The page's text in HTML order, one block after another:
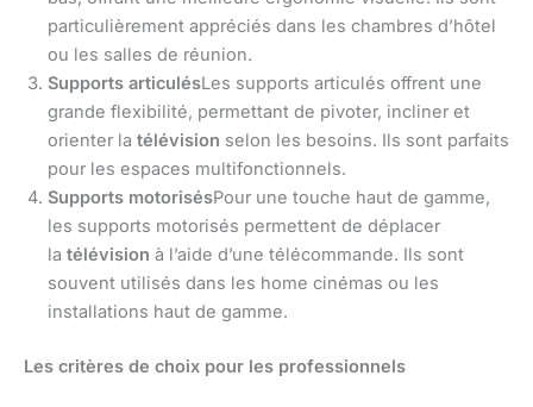
particulièrement appréciés dans les chambres d’hôtel
ou les salles de réunion.
Supports articulésLes supports articulés offrent une
grande flexibilité, permettant de pivoter, incliner et
orienter la télévision selon les besoins. Ils sont parfaits
pour les espaces multifonctionnels.
Supports motorisésPour une touche haut de gamme,
les supports motorisés permettent de déplacer
la télévision à l’aide d’une télécommande. Ils sont
souvent utilisés dans les home cinémas ou les
installations haut de gamme.
Les critères de choix pour les professionnels